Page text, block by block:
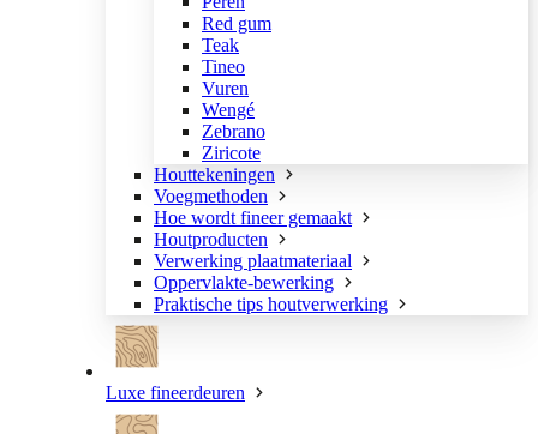
Red gum
Teak
Tineo
Vuren
Wengé
Zebrano
Ziricote
Houttekeningen
Voegmethoden
Hoe wordt fineer gemaakt
Houtproducten
Verwerking plaatmateriaal
Oppervlakte-bewerking
Praktische tips houtverwerking
Luxe fineerdeuren